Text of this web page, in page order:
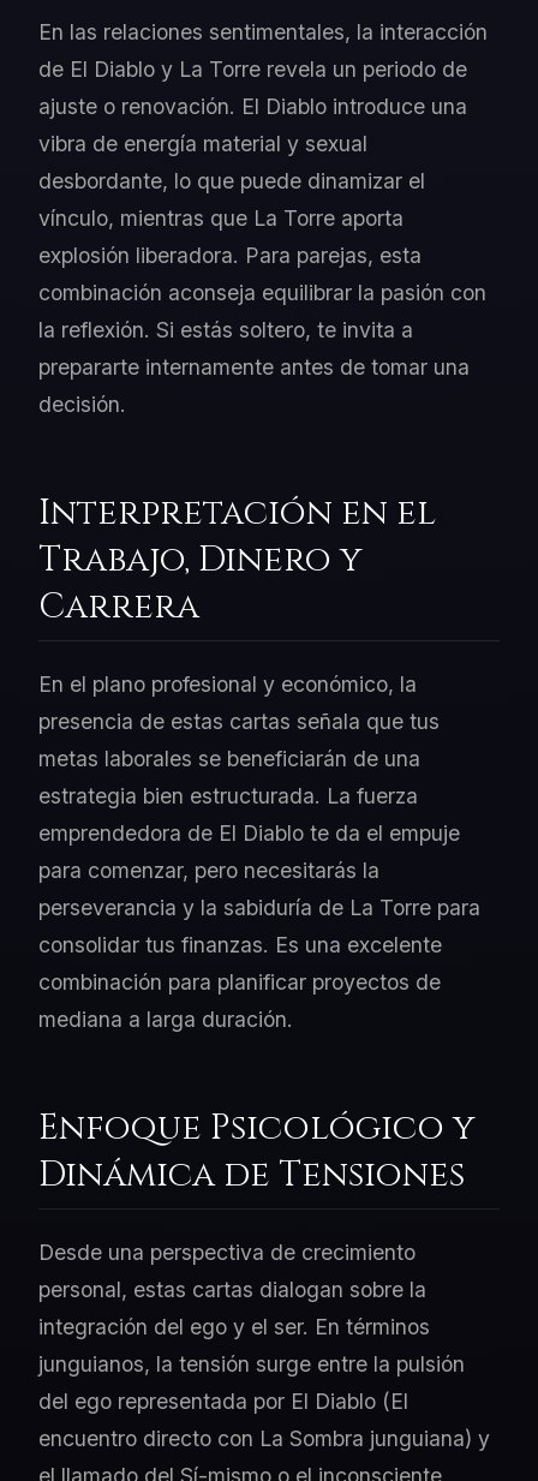
En las relaciones sentimentales, la interacción
de El Diablo y La Torre revela un periodo de
ajuste o renovación. El Diablo introduce una
vibra de energía material y sexual
desbordante, lo que puede dinamizar el
vínculo, mientras que La Torre aporta
explosión liberadora. Para parejas, esta
combinación aconseja equilibrar la pasión con
la reflexión. Si estás soltero, te invita a
prepararte internamente antes de tomar una
decisión.
Interpretación en el
Trabajo, Dinero y
Carrera
En el plano profesional y económico, la
presencia de estas cartas señala que tus
metas laborales se beneficiarán de una
estrategia bien estructurada. La fuerza
emprendedora de El Diablo te da el empuje
para comenzar, pero necesitarás la
perseverancia y la sabiduría de La Torre para
consolidar tus finanzas. Es una excelente
combinación para planificar proyectos de
mediana a larga duración.
Enfoque Psicológico y
Dinámica de Tensiones
Desde una perspectiva de crecimiento
personal, estas cartas dialogan sobre la
integración del ego y el ser. En términos
junguianos, la tensión surge entre la pulsión
del ego representada por El Diablo (El
encuentro directo con La Sombra junguiana) y